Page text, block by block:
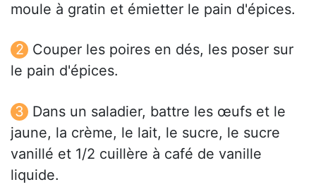
moule à gratin et émietter le pain d'épices.
Couper les poires en dés, les poser sur
le pain d'épices.
Dans un saladier, battre les œufs et le
jaune, la crème, le lait, le sucre, le sucre
vanillé et 1/2 cuillère à café de vanille
liquide.